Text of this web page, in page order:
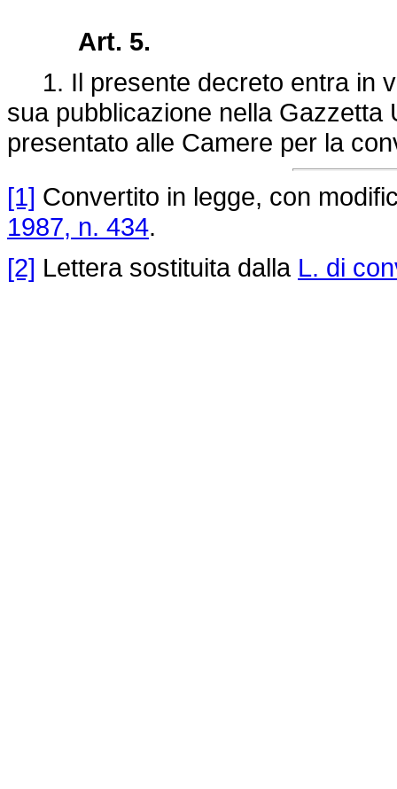
Art. 5.
1. Il presente decreto entra in
sua pubblicazione nella Gazzetta
presentato alle Camere per la
[1] Convertito in legge, con
1987, n. 434.
[2] Lettera sostituita dalla L. di